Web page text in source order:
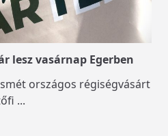
lesz vasárnap Egerben
országos régiségvásárt
...